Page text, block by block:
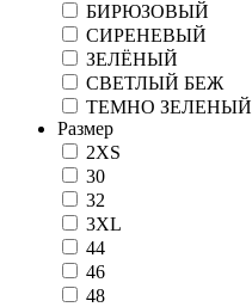
БИРЮЗОВЫЙ
СИРЕНЕВЫЙ
ЗЕЛЁНЫЙ
СВЕТЛЫЙ БЕЖ
ТЕМНО ЗЕЛЕНЫЙ
Размер
2XS
30
32
3XL
44
46
48